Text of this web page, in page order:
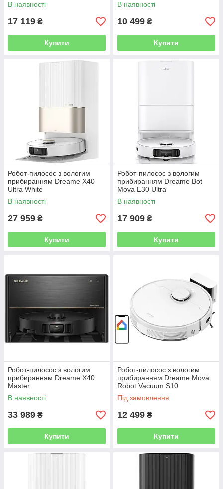
В наявності
17 119 ₴
Купити
В наявності
10 499 ₴
Купити
Робот-пилосос з вологим
прибиранням Dreame X40
Ultra White
В наявності
27 959 ₴
Купити
Робот-пилосос з вологим
прибиранням Dreame Bot
Mova E30 Ultra
В наявності
17 909 ₴
Купити
Робот-пилосос з вологим
прибиранням Dreame X40
Master
В наявності
33 989 ₴
Купити
Робот-пилосос з вологим
прибиранням Dreame Mova
Robot Vacuum S10
Під замовлення
12 499 ₴
Купити